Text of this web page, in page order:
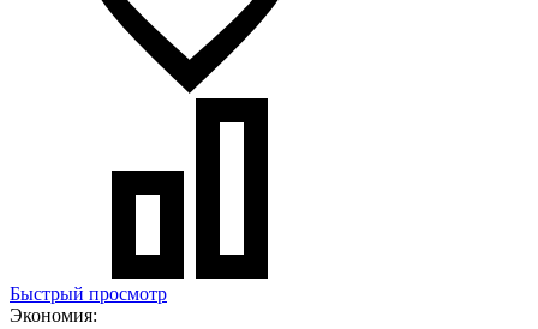
Быстрый просмотр
Экономия: